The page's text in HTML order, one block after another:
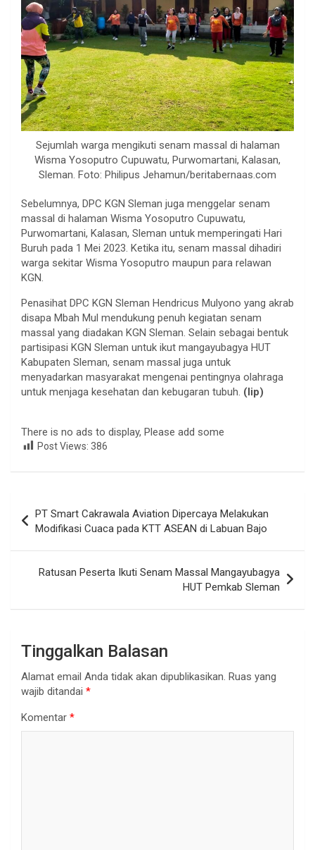
Sejumlah warga mengikuti senam massal di halaman
Wisma Yosoputro Cupuwatu, Purwomartani, Kalasan,
Sleman. Foto: Philipus Jehamun/beritabernaas.com
Sebelumnya, DPC KGN Sleman juga menggelar senam
massal di halaman Wisma Yosoputro Cupuwatu,
Purwomartani, Kalasan, Sleman untuk memperingati Hari
Buruh pada 1 Mei 2023. Ketika itu, senam massal dihadiri
warga sekitar Wisma Yosoputro maupun para relawan
KGN.
Penasihat DPC KGN Sleman Hendricus Mulyono yang akrab
disapa Mbah Mul mendukung penuh kegiatan senam
massal yang diadakan KGN Sleman. Selain sebagai bentuk
partisipasi KGN Sleman untuk ikut mangayubagya HUT
Kabupaten Sleman, senam massal juga untuk
menyadarkan masyarakat mengenai pentingnya olahraga
untuk menjaga kesehatan dan kebugaran tubuh. (lip)
There is no ads to display, Please add some
Post Views: 386
pos
PT Smart Cakrawala Aviation Dipercaya Melakukan
Modifikasi Cuaca pada KTT ASEAN di Labuan Bajo
Ratusan Peserta Ikuti Senam Massal Mangayubagya
HUT Pemkab Sleman
Tinggalkan Balasan
Alamat email Anda tidak akan dipublikasikan. Ruas yang
wajib ditandai *
Komentar *